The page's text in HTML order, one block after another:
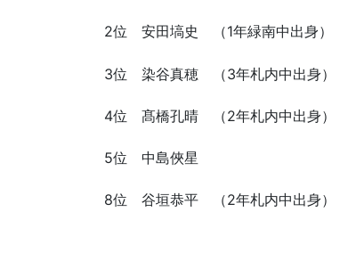
2位 安田塙史 （1年緑南中出身）
3位 染谷真穂 （3年札内中出身）
4位 髙橋孔晴 （2年札内中出身）
5位 中島俠星
8位 谷垣恭平 （2年札内中出身）